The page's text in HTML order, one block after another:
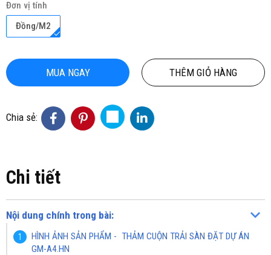
Đơn vị tính
Đồng/M2
MUA NGAY THÊM GIỎ HÀNG
Chia sẻ:
Chi tiết
Nội dung chính trong bài:
HÌNH ẢNH SẢN PHẨM - THẢM CUỘN TRẢI SÀN ĐẶT DỰ ÁN
GM-A4.HN